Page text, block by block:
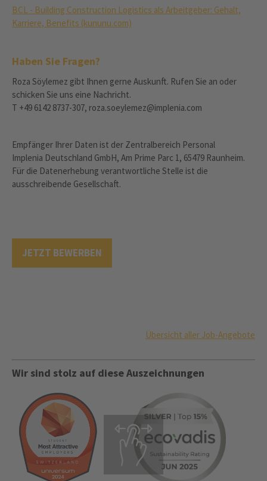
BCL - Building Construction Logistics als Arbeitgeber: Gehalt,
Karriere, Benefits (kununu.com)
Haben Sie Fragen?
Roza Söylemez gibt Ihnen gerne Auskunft. Rufen Sie an oder
schicken Sie uns eine Nachricht.
T +49 6142 8737-307, roza.soeylemez@implenia.com
Empfänger Ihrer Daten ist der Zentralbereich Personal
Implenia Deutschland GmbH, Am Prime Parc 1, 65479 Raunheim.
Für die Datenerhebung verantwortliche Stelle ist die
ausschreibende Gesellschaft.
JETZT BEWERBEN
Übersicht aller Job-Angebote
Wir sind stolz auf diese Auszeichnungen